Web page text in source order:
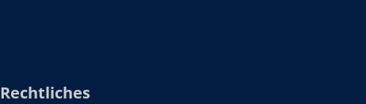
Rechtliches